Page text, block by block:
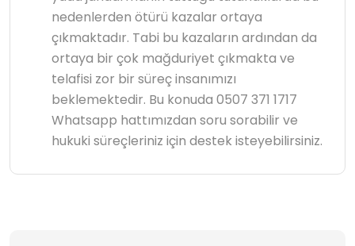
nedenlerden ötürü kazalar ortaya
çıkmaktadır. Tabi bu kazaların ardından da
ortaya bir çok mağduriyet çıkmakta ve
telafisi zor bir süreç insanımızı
beklemektedir. Bu konuda 0507 371 1717
Whatsapp hattımızdan soru sorabilir ve
hukuki süreçleriniz için destek isteyebilirsiniz.